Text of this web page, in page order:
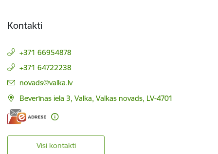
Kontakti
+371 66954878
+371 64722238
E-pasts:
novads@valka.lv
Beverīnas iela 3, Valka, Valkas novads, LV-4701
Visi kontakti